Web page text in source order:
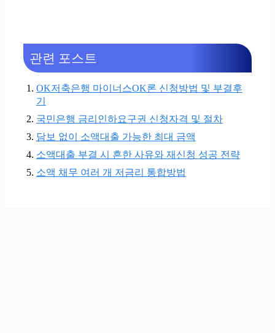
관련 포스트
OK저축은행 마이너스OK론 신청방법 및 부결후
기
국민은행 금리인하요구권 신청자격 및 절차
담보 없이 소액대출 가능한 최대 금액
소액대출 부결 시 흔한 사유와 재신청 성공 전략
소액 채무 여러 개 저금리 통합방법